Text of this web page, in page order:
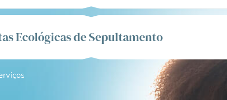
Ecológicas de Sepultamento